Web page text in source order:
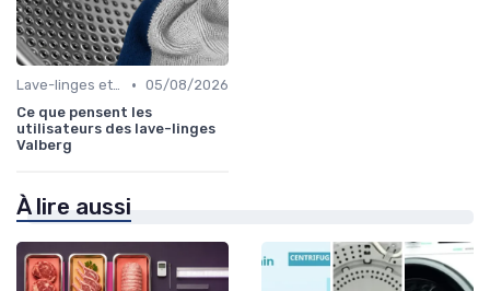
Lave-linges et Sèche-linges • 05/08/2026
Ce que pensent les
utilisateurs des lave-linges
Valberg
À lire aussi